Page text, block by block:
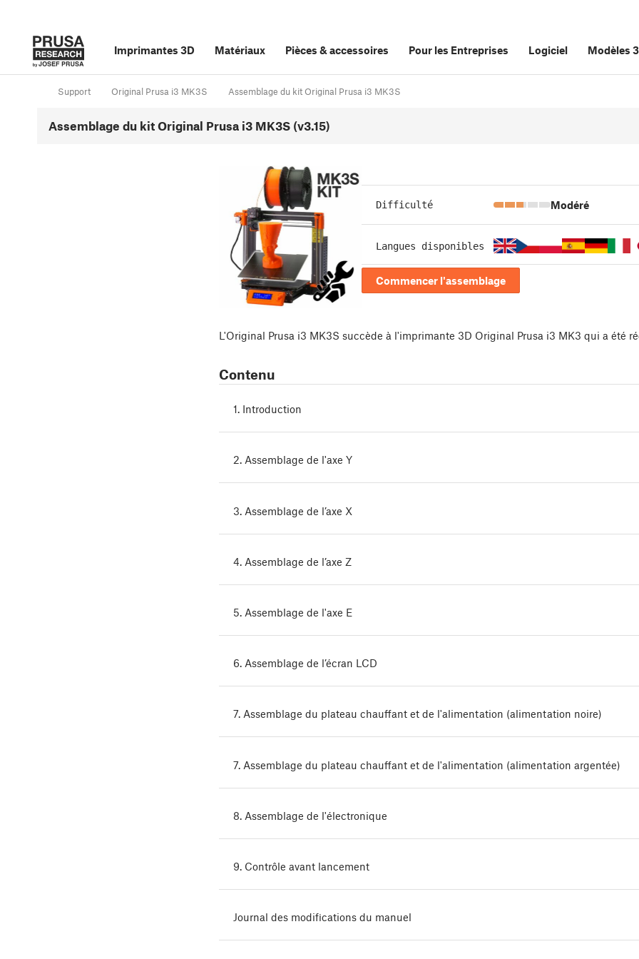
Imprimantes 3D Matériaux Pièces &accessoires Pour les Entreprises Logiciel Modèles
Support Original Prusa i3 MK3S Assemblage du kit Original Prusa i3 MK3S
Assemblage du kit Original Prusa i3 MK3S (v3.15)
Difficulté Modéré
Langues disponibles
Commencer l'assemblage
L'Original Prusa i3 MK3S succède à l'imprimante 3D Original Prusa i3 MK3 qui a été
Contenu
1. Introduction
2. Assemblage de l'axe Y
3. Assemblage de l’axe X
4. Assemblage de l’axe Z
5. Assemblage de l'axe E
6. Assemblage de l’écran LCD
7. Assemblage du plateau chauffant et de l'alimentation (alimentation noire)
7. Assemblage du plateau chauffant et de l'alimentation (alimentation argentée)
8. Assemblage de l'électronique
9. Contrôle avant lancement
Journal des modifications du manuel